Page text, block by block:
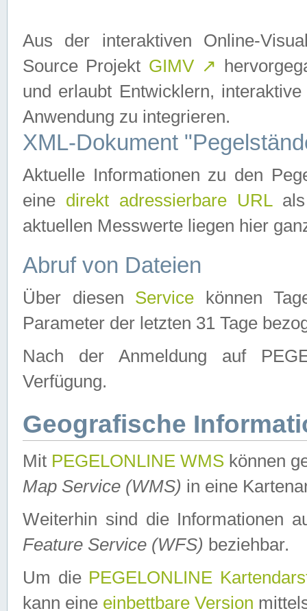
Aus der interaktiven Online-
Source Projekt GIMV ↗
und erlaubt Entwicklern,
Anwendung zu integrieren.
XML-Dokument
Aktuelle Informationen zu den
eine direkt adressierbare URLals
aktuellen Messwerte liegen hier
Abruf von Dateien
Über diesen Service können
Parameter der letzten 31 Tage
Nach der Anmeldung auf
Verfügung.
Geografische
Mit PEGELONLINE WMS können
Map Service (WMS) in eine
Weiterhin sind die Informationen
Feature Service (WFS) beziehbar.
Um die PEGELONLINE
kann eine einbettbare Version